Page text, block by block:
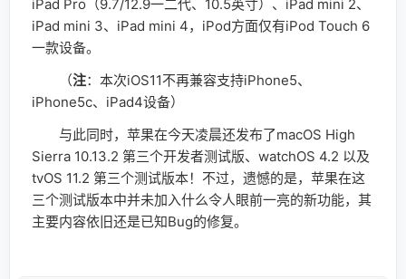
与此同时，苹果在今天凌晨还发布了macOS High
Sierra 10.13.2 第三个开发者测试版、watchOS 4.2 以及
三个测试版本中并未加入什么令人眼前一亮的新功能，其
主要内容依旧还是已知Bug的修复。
评论